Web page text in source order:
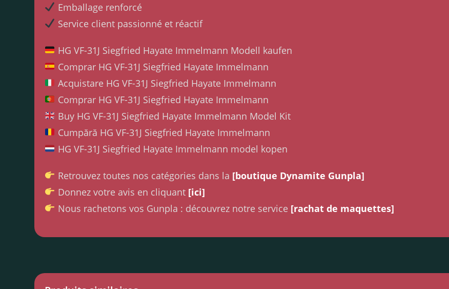
Emballage renforcé
Service client passionné et réactif
HG VF-31J Siegfried Hayate Immelmann Modell kaufen
Comprar HG VF-31J Siegfried Hayate Immelmann
Acquistare HG VF-31J Siegfried Hayate Immelmann
Comprar HG VF-31J Siegfried Hayate Immelmann
Buy HG VF-31J Siegfried Hayate Immelmann Model Kit
Cumpără HG VF-31J Siegfried Hayate Immelmann
HG VF-31J Siegfried Hayate Immelmann model kopen
Retrouvez toutes nos catégories dans la [boutique Dynamite Gunpla]
Donnez votre avis en cliquant [ici]
Nous rachetons vos Gunpla : découvrez notre service [rachat de maquettes]